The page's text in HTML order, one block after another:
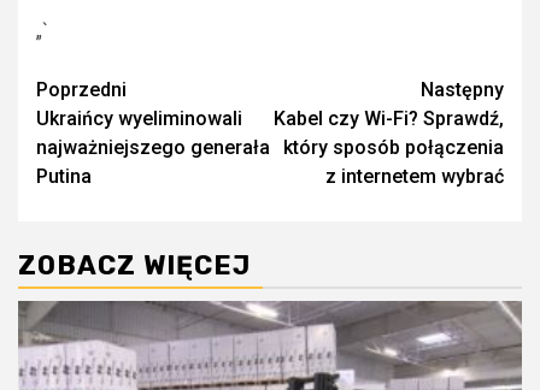
„`
Zobacz
wpisy
Poprzedni
Ukraińcy wyeliminowali
najważniejszego generała
Putina
Następny
Kabel czy Wi-Fi? Sprawdź,
który sposób połączenia
z internetem wybrać
ZOBACZ WIĘCEJ